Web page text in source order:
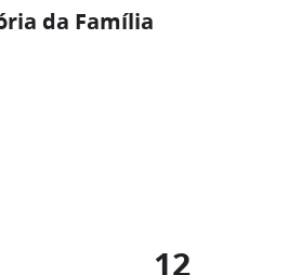
da Família
12